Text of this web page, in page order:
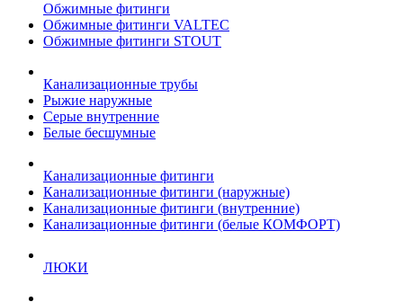
Обжимные фитинги
Обжимные фитинги VALTEC
Обжимные фитинги STOUT
Канализационные трубы
Рыжие наружные
Серые внутренние
Белые бесшумные
Канализационные фитинги
Канализационные фитинги (наружные)
Канализационные фитинги (внутренние)
Канализационные фитинги (белые КОМФОРТ)
ЛЮКИ